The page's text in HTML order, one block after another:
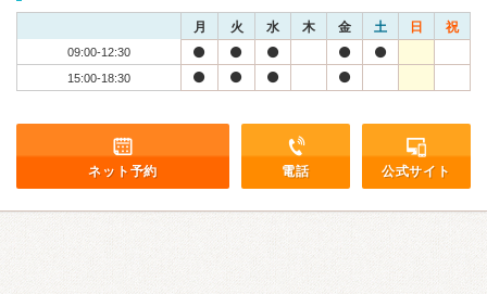
月 火 水 木 金 土 日 祝
09:00-12:30
15:00-18:30
ネット予約 電話 公式サイト